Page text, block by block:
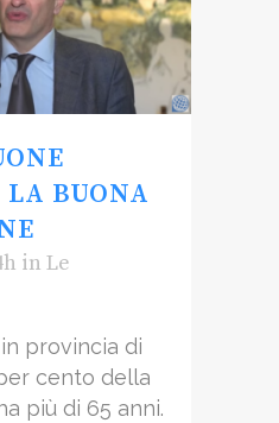
BUONA
in Le
provincia di
cento della
più di 65 anni.